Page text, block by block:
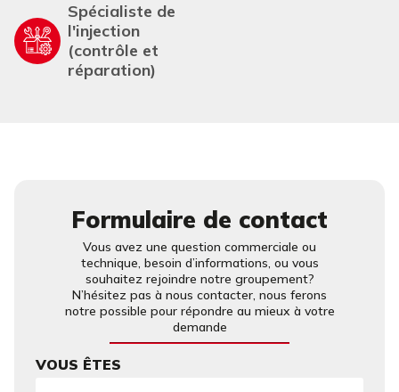
Spécialiste de
l'injection
(contrôle et
réparation)
Formulaire de contact
Vous avez une question commerciale ou
technique, besoin d’informations, ou vous
souhaitez rejoindre notre groupement?
N’hésitez pas à nous contacter, nous ferons
notre possible pour répondre au mieux à votre
demande
VOUS ÊTES